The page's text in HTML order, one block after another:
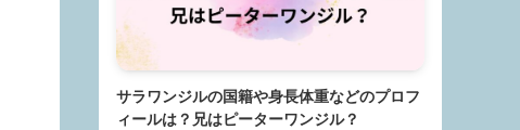
サラワンジルの国籍や身長体重などのプロフ
ィールは？兄はピーターワンジル？